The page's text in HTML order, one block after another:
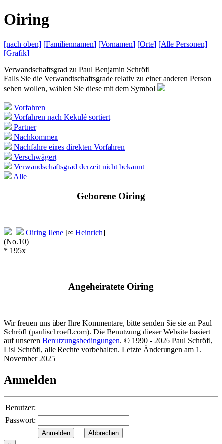
Oiring
[nach oben] [Familiennamen] [Vornamen] [Orte] [Alle Personen]
[Grafik]
Verwandschaftsgrad zu Paul Benjamin Schröfl
Falls Sie die Verwandtschaftsgrade relativ zu einer anderen Person
sehen wollen, wählen Sie diese mit dem Symbol
Vorfahren
Vorfahren nach Kekulé sortiert
Partner
Nachkommen
Nachfahre eines direkten Vorfahren
Verschwägert
Verwandschaftsgrad derzeit nicht bekannt
Alle
Geborene Oiring
Oiring Ilene [∞ Heinrich]
(No.10)
* 195x
Angeheiratete Oiring
Wir freuen uns über Ihre Kommentare, bitte senden Sie sie an Paul
Schröfl (paulischroefl.com). Die Benutzung dieser Website basiert
auf unseren Benutzungsbedingungen. © 1990 - 2026 Paul Schröfl,
Lisl Schröfl, alle Rechte vorbehalten. Letzte Änderungen am 1.
November 2025
Anmelden
Benutzer:
Passwort: